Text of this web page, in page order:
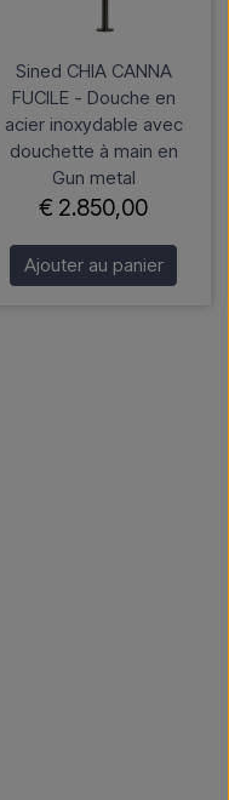
Sined CHIA CANNA
FUCILE - Douche en
acier inoxydable avec
douchette à main en
Gun metal
€ 2.850,00
Ajouter au panier